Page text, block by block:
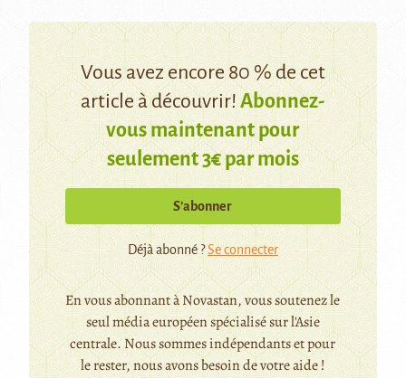
Vous avez encore 80 % de cet
article à découvrir!Abonnez-
vous maintenant pour
seulement 3€ par mois
S’abonner
Déjà abonné ?Se connecter
En vous abonnant à Novastan, vous soutenez le
seul média européen spécialisé sur l'Asie
centrale. Nous sommes indépendants et pour
le rester, nous avons besoin de votre aide !